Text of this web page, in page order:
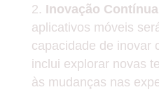
Inovação Contínua
aplicativos móveis
capacidade de inovar
inclui explorar novas
às mudanças nas